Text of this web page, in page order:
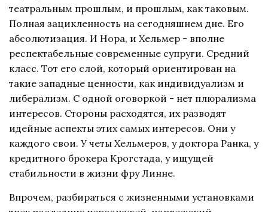
театральным прошлым, и прошлым, как таковым.
Полная зацикленность на сегодняшнем дне. Его
абсолютизация. И Нора, и Хельмер - вполне
респектабельные современные супруги. Средний
класс. Тот его слой, который ориентирован на
такие западные ценности, как индивидуализм и
либерализм. С одной оговоркой - нет плюрализма
интересов. Стороны расходятся, их разводят
идейные аспекты этих самых интересов. Они у
каждого свои. У четы Хельмеров, у доктора Ранка, у
кредитного брокера Крогстада, у ищущей
стабильности в жизни фру Линне.
Впрочем, разбираться с жизненными установками